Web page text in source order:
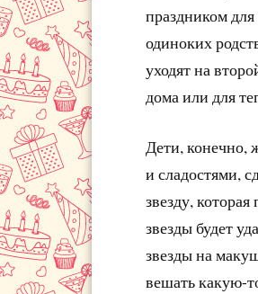
праздником
одиноких
уходят на
дома или для
Дети, конечно,
и сладостями,
звезду,
звезды будет
звезды на
вешать какую-